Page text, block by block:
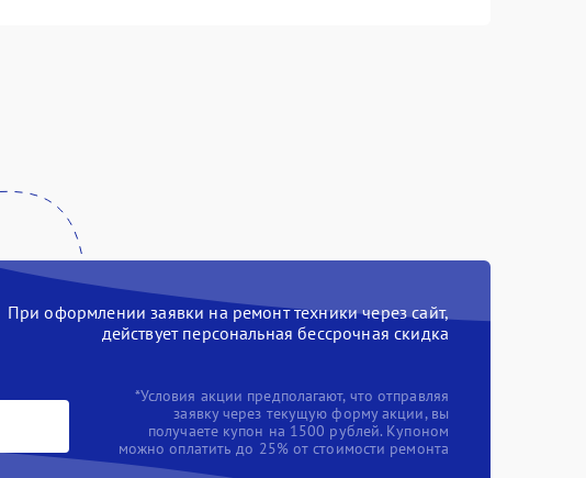
При оформлении заявки на ремонт техники через сайт,
действует персональная бессрочная скидка
*Условия акции предполагают, что отправляя
заявку через текущую форму акции, вы
получаете купон на 1500 рублей. Купоном
можно оплатить до 25% от стоимости ремонта